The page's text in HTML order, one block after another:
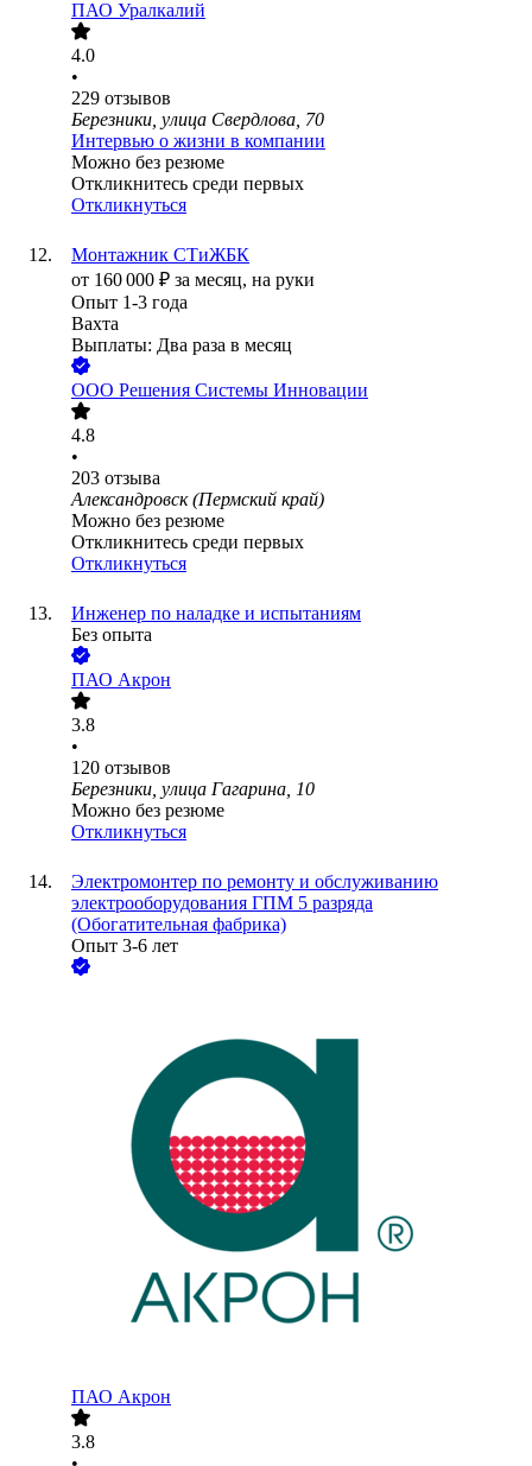
ПАО Уралкалий
4.0
•
229 отзывов
Березники, улица Свердлова, 70
Интервью о жизни в компании
Можно без резюме
Откликнитесь среди первых
Откликнуться
Монтажник СТиЖБК
от 160 000 ₽ за месяц, на руки
Опыт 1-3 года
Вахта
Выплаты: Два раза в месяц
ООО Решения Системы Инновации
4.8
•
203 отзыва
Александровск (Пермский край)
Можно без резюме
Откликнитесь среди первых
Откликнуться
Инженер по наладке и испытаниям
Без опыта
ПАО Акрон
3.8
•
120 отзывов
Березники, улица Гагарина, 10
Можно без резюме
Откликнуться
Электромонтер по ремонту и обслуживанию
электрооборудования ГПМ 5 разряда
(Обогатительная фабрика)
Опыт 3-6 лет
ПАО Акрон
3.8